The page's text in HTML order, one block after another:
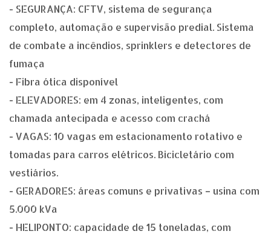
- SEGURANÇA: CFTV, sistema de segurança
completo, automação e supervisão predial. Sistema
de combate a incêndios, sprinklers e detectores de
fumaça
- Fibra ótica disponível
- ELEVADORES: em 4 zonas, inteligentes, com
chamada antecipada e acesso com crachá
- VAGAS: 10 vagas em estacionamento rotativo e
tomadas para carros elétricos. Bicicletário com
vestiários.
- GERADORES: áreas comuns e privativas – usina com
5.000 kVa
- HELIPONTO: capacidade de 15 toneladas, com